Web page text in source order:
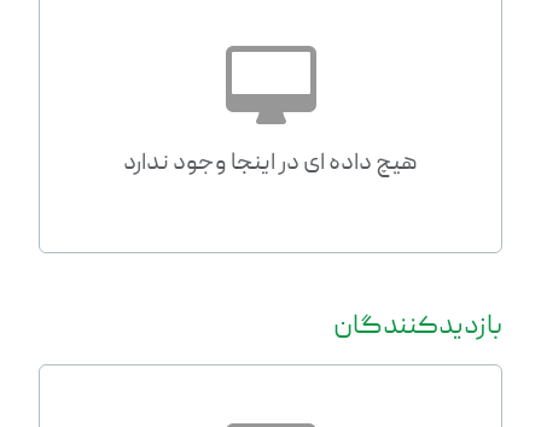
هیچ داده ای در اینجا وجود ندارد
بازدیدکنندگان